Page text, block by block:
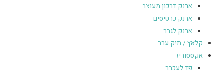
ארנק דרכון מעוצב
ארנק כרטיסים
ארנק לגבר
קלאץ / תיק ערב
אקססוריז
פד לעכבר